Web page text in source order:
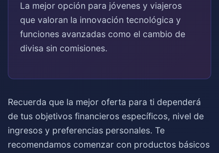
La mejor opción para jóvenes y viajeros
que valoran la innovación tecnológica y
funciones avanzadas como el cambio de
divisa sin comisiones.
Recuerda que la mejor oferta para ti dependerá
de tus objetivos financieros específicos, nivel de
ingresos y preferencias personales. Te
recomendamos comenzar con productos básicos